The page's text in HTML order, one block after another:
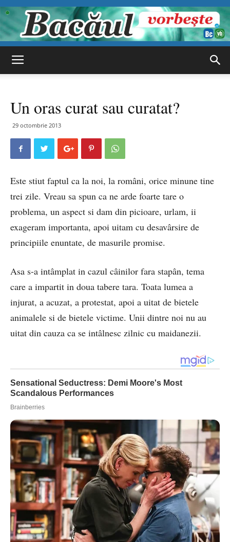
vorbește
Un oras curat sau curatat?
29 octombrie 2013
Este stiut faptul ca la noi, la români, orice minune tine
trei zile. Vreau sa spun ca ne arde foarte tare o
problema, un aspect si dam din picioare, urlam, ii
exageram importanta, apoi uitam cu desavârsire de
principiile enuntate, de masurile promise.
Asa s-a intâmplat in cazul câinilor fara stapân, tema
care a impartit in doua tabere tara. Toata lumea a
injurat, a acuzat, a protestat, apoi a uitat de bietele
animalele si de bietele victime. Unii dintre noi nu au
uitat din cauza ca se intâlnesc zilnic cu maidanezii.